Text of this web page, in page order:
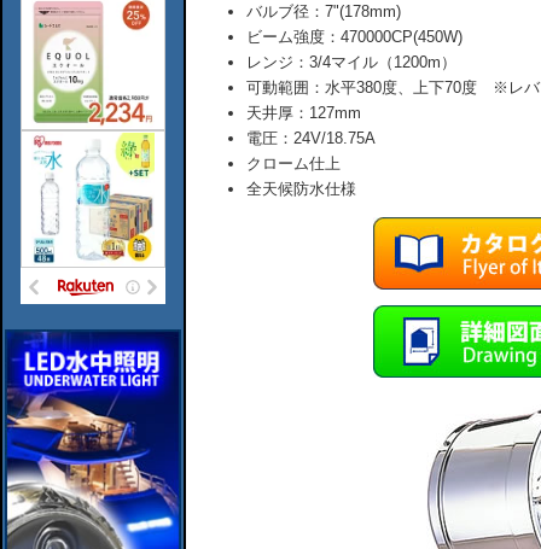
バルブ径：7"(178mm)
ビーム強度：470000CP(450W)
レンジ：3/4マイル（1200m）
可動範囲：水平380度、上下70度 ※レバ
天井厚：127mm
電圧：24V/18.75A
クローム仕上
全天候防水仕様